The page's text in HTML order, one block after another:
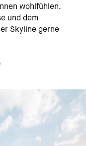
wohlfühlen.
und dem
Skyline gerne